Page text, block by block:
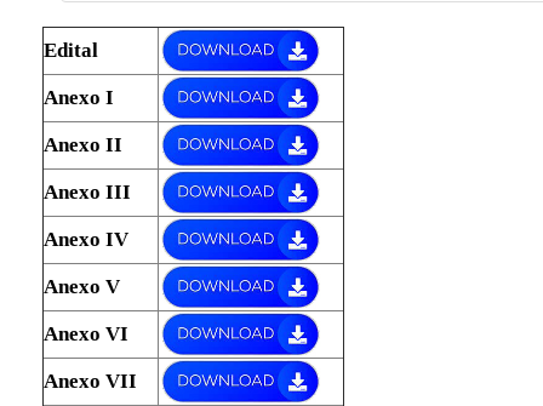
Edital
Anexo I
Anexo II
Anexo III
Anexo IV
Anexo V
Anexo VI
Anexo VII